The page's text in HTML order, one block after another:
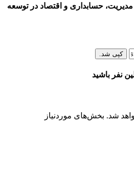
حسابداری و اقتصاد در توسعه
کپی شد.
نفر باشید
شد. بخش‌های موردنیاز